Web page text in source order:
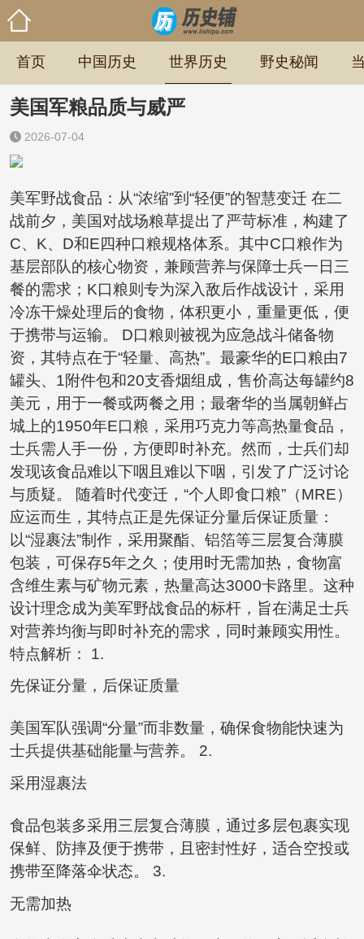
首页 中国历史 世界历史 野史秘闻
美国军粮品质与威严
2026-07-04
美军野战食品：从“浓缩”到“轻便”的智慧变迁 在二
战前夕，美国对战场粮草提出了严苛标准，构建了
C、K、D和E四种口粮规格体系。其中C口粮作为
基层部队的核心物资，兼顾营养与保障士兵一日三
餐的需求；K口粮则专为深入敌后作战设计，采用
冷冻干燥处理后的食物，体积更小，重量更低，便
于携带与运输。 D口粮则被视为应急战斗储备物
资，其特点在于“轻量、高热”。最豪华的E口粮由7
罐头、1附件包和20支香烟组成，售价高达每罐约8
美元，用于一餐或两餐之用；最奢华的当属朝鲜占
城上的1950年E口粮，采用巧克力等高热量食品，
士兵需人手一份，方便即时补充。然而，士兵们却
发现该食品难以下咽且难以下咽，引发了广泛讨论
与质疑。 随着时代变迁，“个人即食口粮”（MRE）
应运而生，其特点正是先保证分量后保证质量：
以“湿裹法”制作，采用聚酯、铝箔等三层复合薄膜
包装，可保存5年之久；使用时无需加热，食物富
含维生素与矿物元素，热量高达3000卡路里。这种
设计理念成为美军野战食品的标杆，旨在满足士兵
对营养均衡与即时补充的需求，同时兼顾实用性。
特点解析： 1.
先保证分量，后保证质量
美国军队强调“分量”而非数量，确保食物能快速为
士兵提供基础能量与营养。 2.
采用湿裹法
食品包装多采用三层复合薄膜，通过多层包裹实现
保鲜、防摔及便于携带，且密封性好，适合空投或
携带至降落伞状态。 3.
无需加热